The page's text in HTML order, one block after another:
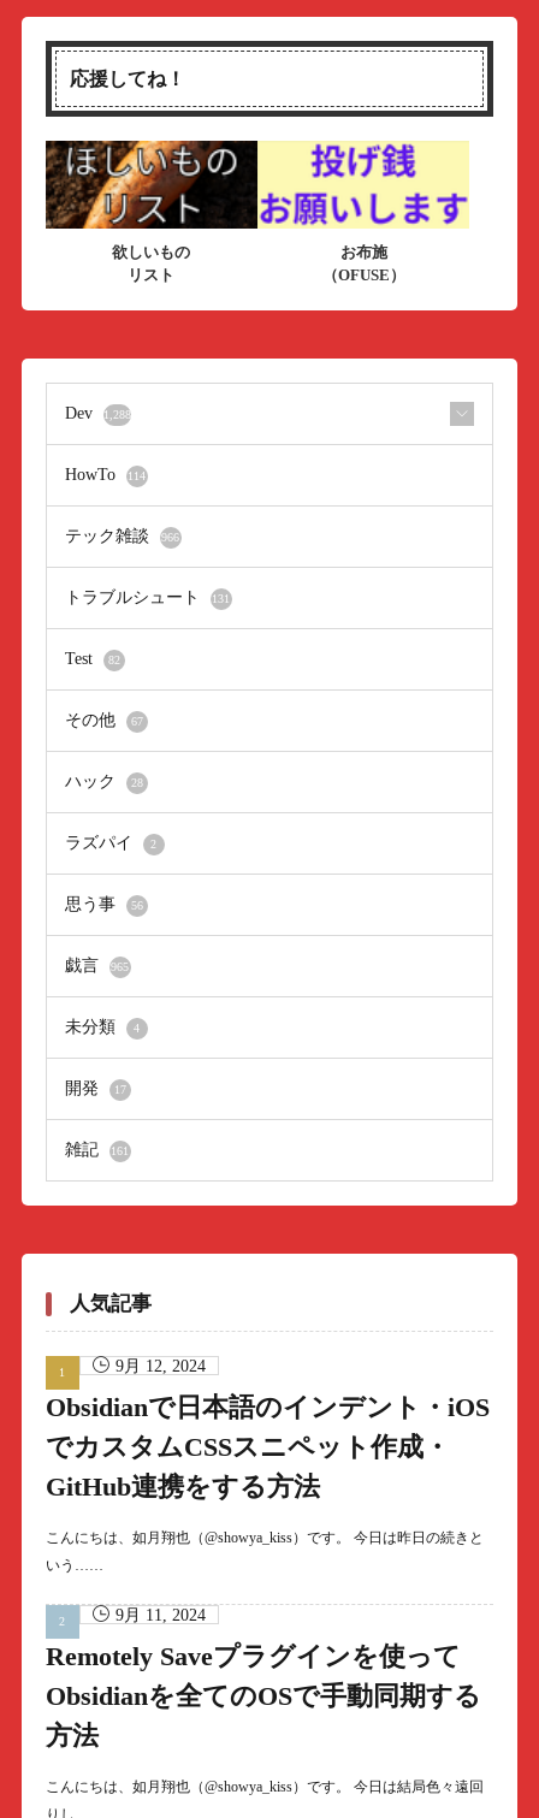
応援してね！
欲しいもの
リスト
お布施
（OFUSE）
Dev 1,288
HowTo 114
テック雑談 966
トラブルシュート 131
Test 82
その他 67
ハック 28
ラズパイ 2
思う事 56
戯言 965
未分類 4
開発 17
雑記 161
人気記事
9月 12, 2024
Obsidianで日本語のインデント・iOS
でカスタムCSSスニペット作成・
GitHub連携をする方法
こんにちは、如月翔也（@showya_kiss）です。 今日は昨日の続きと
いう……
9月 11, 2024
Remotely Saveプラグインを使って
Obsidianを全てのOSで手動同期する
方法
こんにちは、如月翔也（@showya_kiss）です。 今日は結局色々遠回
りし……